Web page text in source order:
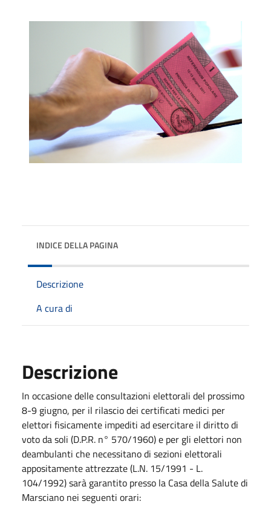
INDICE DELLA PAGINA
Descrizione
A cura di
Descrizione
In occasione delle consultazioni elettorali del prossimo
8-9 giugno, per il rilascio dei certificati medici per
elettori fisicamente impediti ad esercitare il diritto di
voto da soli (D.P.R. n° 570/1960) e per gli elettori non
deambulanti che necessitano di sezioni elettorali
appositamente attrezzate (L.N. 15/1991 - L.
104/1992) sarà garantito presso la Casa della Salute di
Marsciano nei seguenti orari: